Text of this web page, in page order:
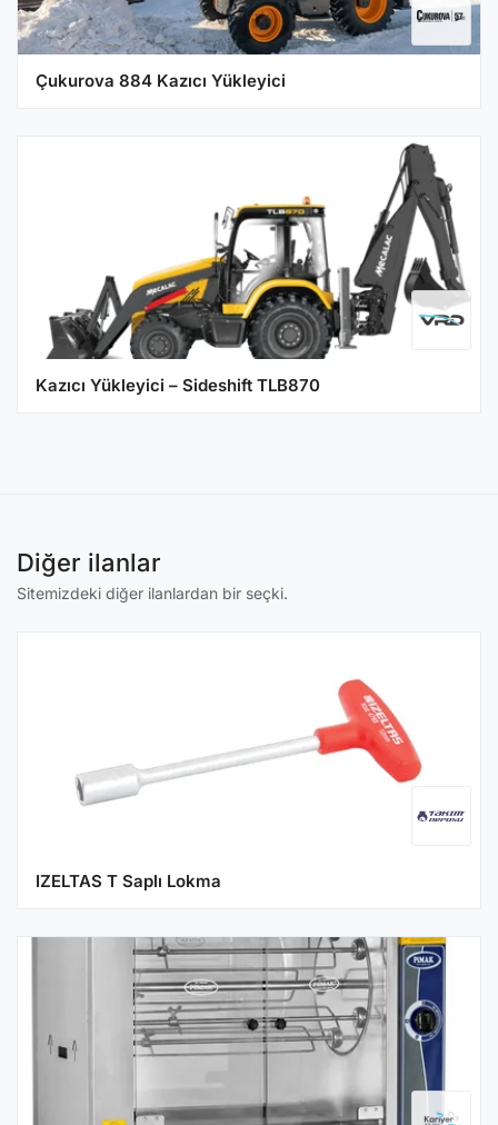
Çukurova 884 Kazıcı Yükleyici
Kazıcı Yükleyici – Sideshift TLB870
Diğer ilanlar
Sitemizdeki diğer ilanlardan bir seçki.
IZELTAS T Saplı Lokma